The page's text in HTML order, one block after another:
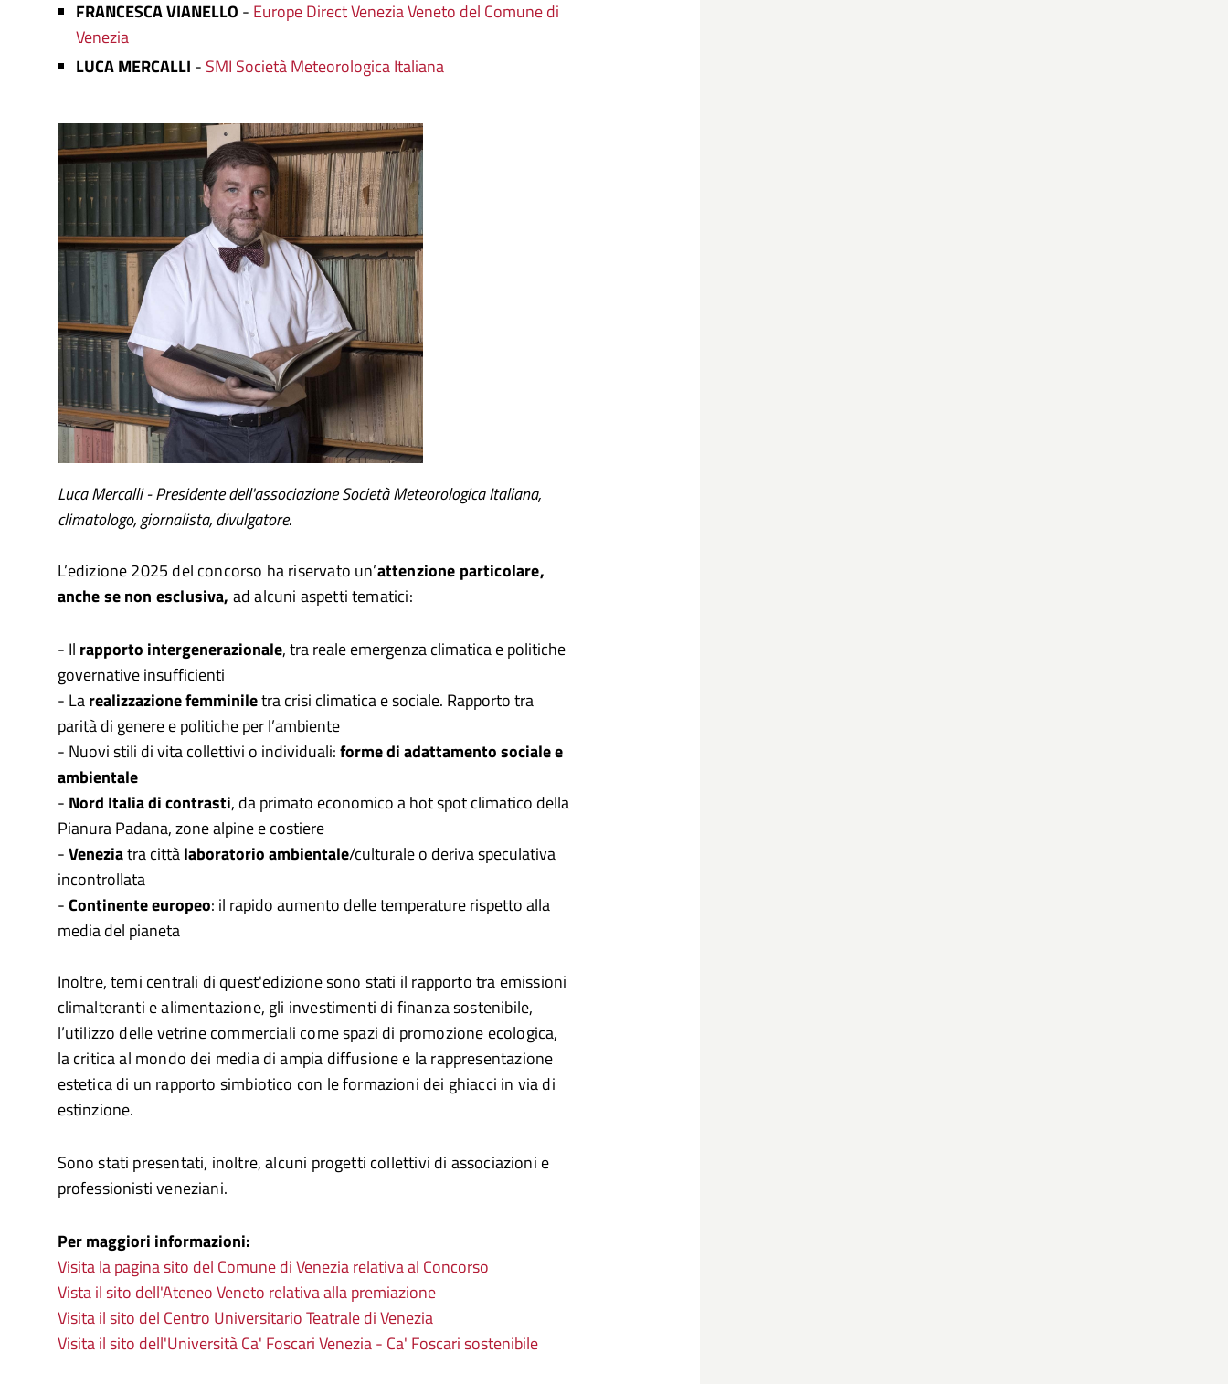
FRANCESCA VIANELLO - Europe Direct Venezia Veneto del Comune di
Venezia
LUCA MERCALLI - SMI Società Meteorologica Italiana
Luca Mercalli - Presidente dell'associazione Società Meteorologica Italiana,
climatologo, giornalista, divulgatore.
L’edizione 2025 del concorso ha riservato un’attenzione particolare,
anche se non esclusiva, ad alcuni aspetti tematici:
- Il rapporto intergenerazionale, tra reale emergenza climatica e politiche
governative insufficienti
- Larealizzazione femminiletra crisi climatica e sociale. Rapporto tra
parità di genere e politiche per l’ambiente
- Nuovi stili di vita collettivi o individuali:forme di adattamento sociale e
ambientale
- Nord Italia di contrasti, da primato economico a hot spot climatico della
Pianura Padana, zone alpine e costiere
-Veneziatra cittàlaboratorio ambientale/culturale o deriva speculativa
incontrollata
-Continente europeo: il rapido aumento delle temperature rispetto alla
media del pianeta
Inoltre, temi centrali di quest'edizione sono stati il rapporto tra emissioni
climalteranti e alimentazione, gli investimenti di finanza sostenibile,
l’utilizzo delle vetrine commerciali come spazi di promozione ecologica,
la critica al mondo dei media di ampia diffusione e la rappresentazione
estetica di un rapporto simbiotico con le formazioni dei ghiacci in via di
estinzione.
Sono stati presentati, inoltre, alcuni progetti collettivi di associazioni e
professionisti veneziani.
Per maggiori informazioni:
Visita la pagina sito del Comune di Venezia relativa al Concorso
Vista il sito dell'Ateneo Veneto relativa alla premiazione
Visita il sito del Centro Universitario Teatrale di Venezia
Visita il sito dell'Università Ca' Foscari Venezia - Ca' Foscari sostenibile